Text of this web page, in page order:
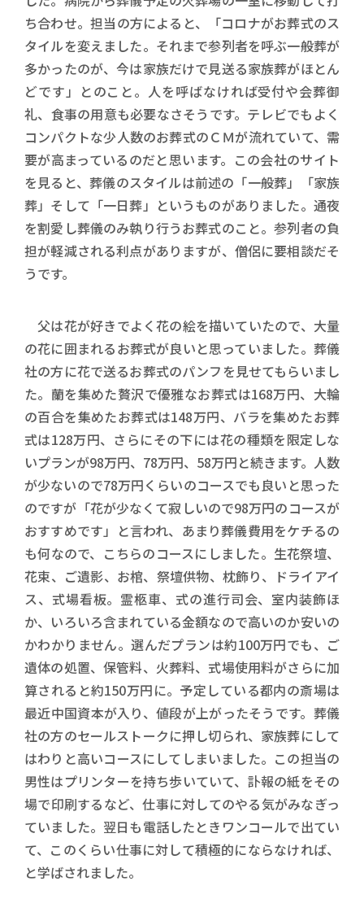
ち合わせ。担当の方によると、「コロナがお葬式のス
タイルを変えました。それまで参列者を呼ぶ一般葬が
多かったのが、今は家族だけで見送る家族葬がほとん
どです」とのこと。人を呼ばなければ受付や会葬御
礼、食事の用意も必要なさそうです。テレビでもよく
コンパクトな少人数のお葬式のＣＭが流れていて、需
要が高まっているのだと思います。この会社のサイト
を見ると、葬儀のスタイルは前述の「一般葬」「家族
葬」そして「一日葬」というものがありました。通夜
を割愛し葬儀のみ執り行うお葬式のこと。参列者の負
担が軽減される利点がありますが、僧侶に要相談だそ
うです。
父は花が好きでよく花の絵を描いていたので、大量
の花に囲まれるお葬式が良いと思っていました。葬儀
社の方に花で送るお葬式のパンフを見せてもらいまし
た。蘭を集めた贅沢で優雅なお葬式は168万円、大輪
の百合を集めたお葬式は148万円、バラを集めたお葬
式は128万円、さらにその下には花の種類を限定しな
いプランが98万円、78万円、58万円と続きます。人数
が少ないので78万円くらいのコースでも良いと思った
のですが「花が少なくて寂しいので98万円のコースが
おすすめです」と言われ、あまり葬儀費用をケチるの
も何なので、こちらのコースにしました。生花祭壇、
花束、ご遺影、お棺、祭壇供物、枕飾り、ドライアイ
ス、式場看板。霊柩車、式の進行司会、室内装飾ほ
か、いろいろ含まれている金額なので高いのか安いの
かわかりません。選んだプランは約100万円でも、ご
遺体の処置、保管料、火葬料、式場使用料がさらに加
算されると約150万円に。予定している都内の斎場は
最近中国資本が入り、値段が上がったそうです。葬儀
社の方のセールストークに押し切られ、家族葬にして
はわりと高いコースにしてしまいました。この担当の
男性はプリンターを持ち歩いていて、訃報の紙をその
場で印刷するなど、仕事に対してのやる気がみなぎっ
ていました。翌日も電話したときワンコールで出てい
て、このくらい仕事に対して積極的にならなければ、
と学ばされました。